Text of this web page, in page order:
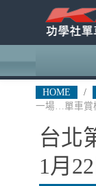
HOME /
一場…單車賞
台北
1月